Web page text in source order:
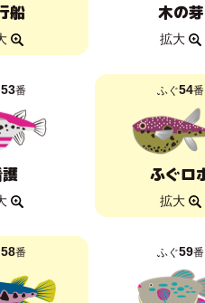
船 木の芽
拡大
53番 ふぐ54番
ふぐロ
拡大
58番 ふぐ59番